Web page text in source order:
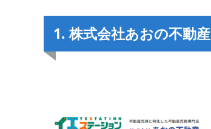
1.株式会社あおの不動産